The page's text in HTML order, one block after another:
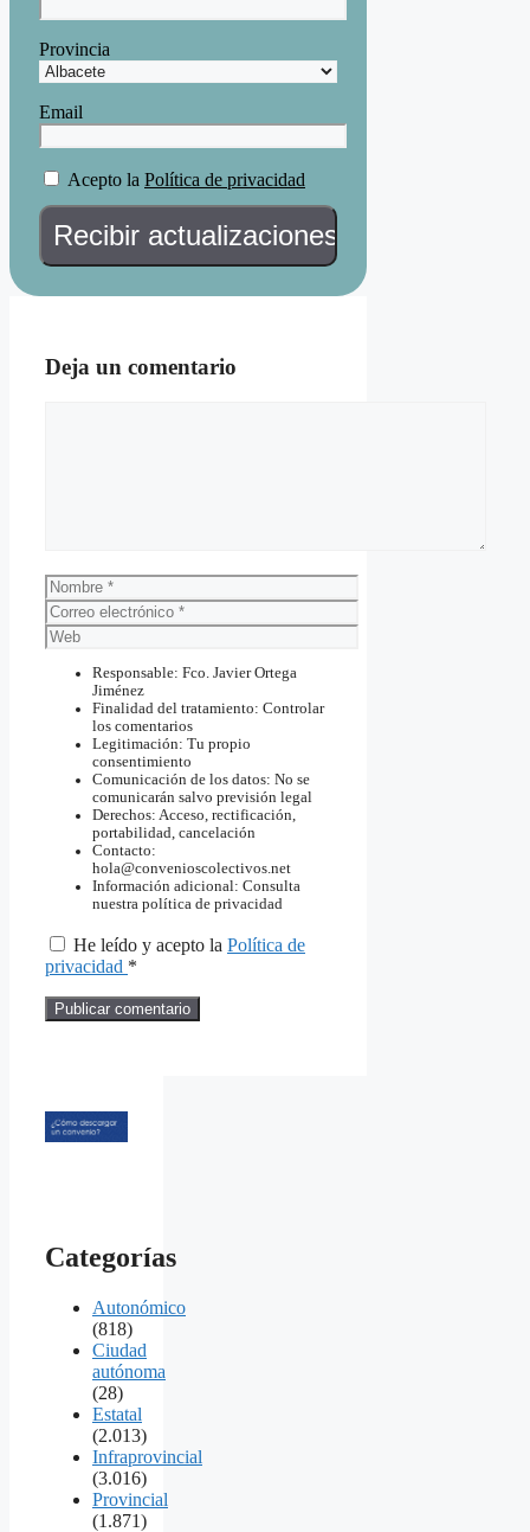
Provincia
Email
Acepto la Política de privacidad
Deja un comentario
Nombre
Correo
electrónico
Web
Responsable: Fco. Javier Ortega
Jiménez
Finalidad del tratamiento: Controlar
los comentarios
Legitimación: Tu propio
consentimiento
Comunicación de los datos: No se
comunicarán salvo previsión legal
Derechos: Acceso, rectificación,
portabilidad, cancelación
Contacto:
hola@convenioscolectivos.net
Información adicional: Consulta
nuestra política de privacidad
He leído y acepto la Política de
privacidad *
Categorías
Autonómico
(818)
Ciudad
autónoma
(28)
Estatal
(2.013)
Infraprovincial
(3.016)
Provincial
(1.871)